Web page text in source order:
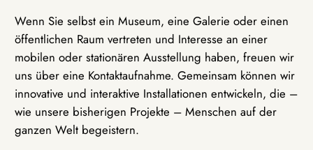
Wenn Sie selbst ein Museum, eine Galerie oder einen
öffentlichen Raum vertreten und Interesse an einer
mobilen oder stationären Ausstellung haben, freuen wir
uns über eine Kontaktaufnahme. Gemeinsam können wir
innovative und interaktive Installationen entwickeln, die –
wie unsere bisherigen Projekte – Menschen auf der
ganzen Welt begeistern.